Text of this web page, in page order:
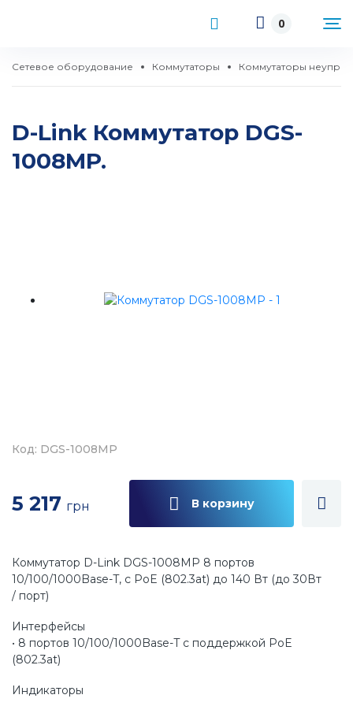
0
Сетевое оборудование Коммутаторы Коммутаторы
D-Link Коммутатор DGS-
1008MP.
Код: DGS-1008MP
5 217 грн В корзину
Коммутатор D-Link DGS-1008MP 8 портов
10/100/1000Base-T, с PoE (802.3at) до 140 Вт (до 30Вт
/ порт)
Интерфейсы
• 8 портов 10/100/1000Base-T с поддержкой PoE
(802.3at)
Индикаторы